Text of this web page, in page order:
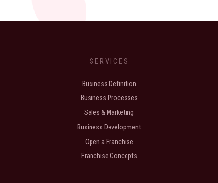
SERVICES
Business Definition
Business Processes
Sales & Marketing
Business Development
Open a Franchise
Franchise Concepts